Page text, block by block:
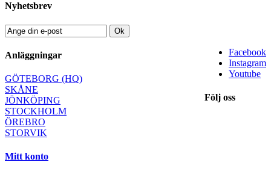
Nyhetsbrev
Ok
Facebook
Instagram
Youtube
Följ oss
Anläggningar
GÖTEBORG (HQ)
SKÅNE
JÖNKÖPING
STOCKHOLM
ÖREBRO
STORVIK
Mitt konto